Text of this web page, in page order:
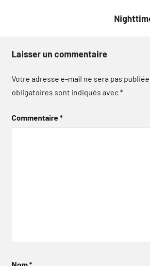
Laisser un commentaire
Votre adresse e-mail ne sera pas publiée.
obligatoires sont indiqués avec*
Commentaire*